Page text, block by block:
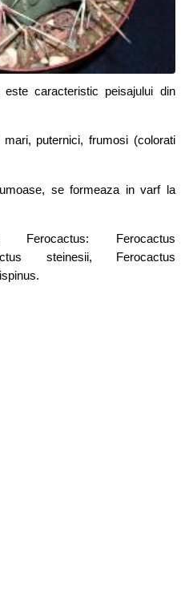
caracteristic peisajului din
puternici, frumosi (colorati
se formeaza in varf la
Ferocactus
steinesii, Ferocactus